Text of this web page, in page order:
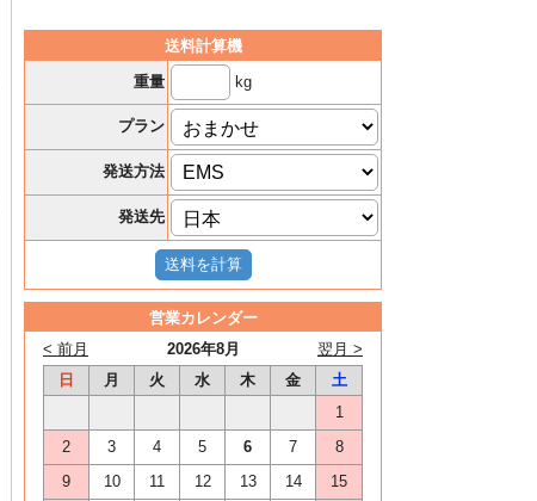
送料計算機
重量
kg
プラン
発送方法
発送先
営業カレンダー
2026年8月
< 前月
翌月 >
日
月 火 水 木 金
土
1
2
3 4 5 6 7
8
9
10 11 12 13 14
15